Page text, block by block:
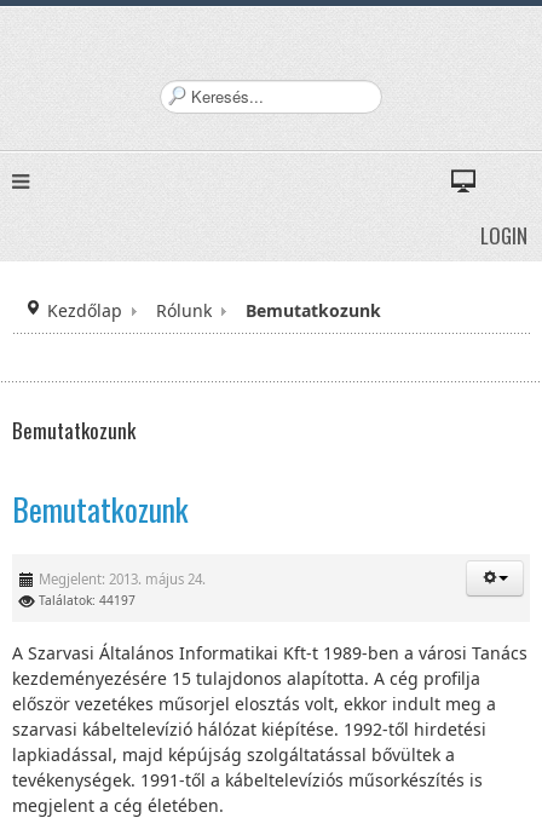
K
e
.
.
LOGIN
Kezdőlap Rólunk Bemutatkozunk
Bemutatkozunk
Bemutatkozunk
Megjelent: 2013. május 24.
Találatok: 44197
A Szarvasi Általános Informatikai Kft-t 1989-ben a városi Tanács
kezdeményezésére 15 tulajdonos alapította. A cég profilja
először vezetékes műsorjel elosztás volt, ekkor indult meg a
szarvasi kábeltelevízió hálózat kiépítése. 1992-től hirdetési
lapkiadással, majd képújság szolgáltatással bővültek a
tevékenységek. 1991-től a kábeltelevíziós műsorkészítés is
megjelent a cég életében.